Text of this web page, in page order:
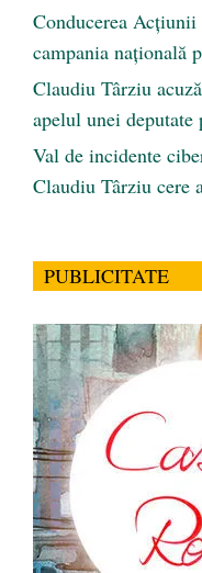
Conducerea
campania națională
Claudiu Târziu
apelul unei
Val de incidente
Claudiu Târziu cere
PUBLICITATE